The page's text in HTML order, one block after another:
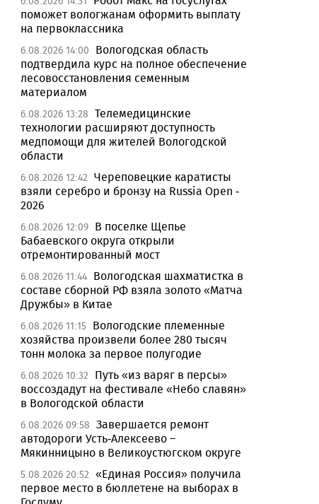
поможет вологжанам оформить выплату
на первоклассника
6.08.2026 14:00
Вологодская область
подтвердила курс на полное обеспечение
лесовосстановления семенным
материалом
6.08.2026 13:28 Телемедицинские
технологии расширяют доступность
медпомощи для жителей Вологодской
области
6.08.2026 12:42 Череповецкие каратисты
взяли серебро и бронзу на Russia Open -
2026
6.08.2026 12:09 В поселке Щепье
Бабаевского округа открыли
отремонтированный мост
6.08.2026 11:44 Вологодская шахматистка в
составе сборной РФ взяла золото «Матча
Дружбы» в Китае
6.08.2026 11:15 Вологодские племенные
хозяйства произвели более 280 тысяч
тонн молока за первое полугодие
6.08.2026 10:32
Путь «из варяг в персы»
воссоздадут на фестивале «Небо славян»
в Вологодской области
6.08.2026 09:58 Завершается ремонт
автодороги Усть-Алексеево –
Мякинницыно в Великоустюгском округе
5.08.2026 20:52 «Единая Россия» получила
первое место в бюллетене на выборах в